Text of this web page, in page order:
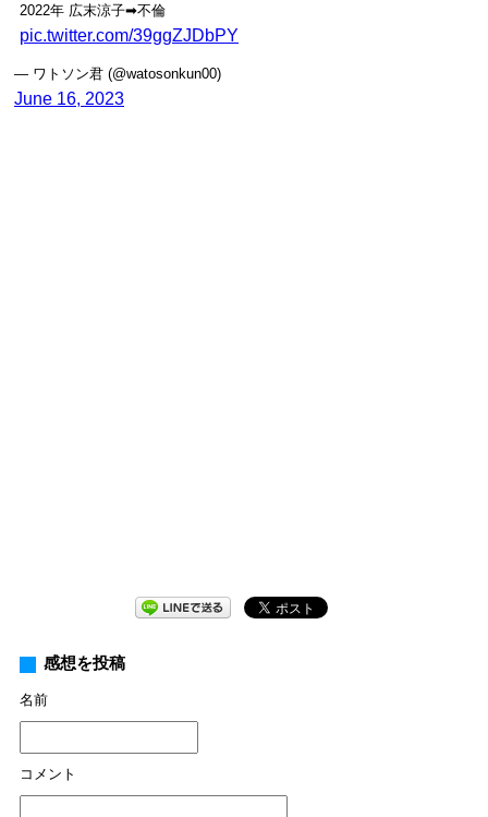
2022年 広末涼子➡︎不倫
pic.twitter.com/39ggZJDbPY
— ワトソン君 (@watosonkun00)
June 16, 2023
感想を投稿
名前
コメント